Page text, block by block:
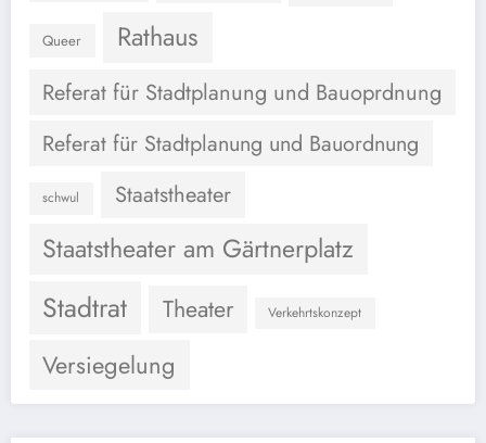
Queer Rathaus
Referat für Stadtplanung und Bauoprdnung
Referat für Stadtplanung und Bauordnung
schwul Staatstheater
Staatstheater am Gärtnerplatz
Stadtrat Theater Verkehrtskonzept
Versiegelung